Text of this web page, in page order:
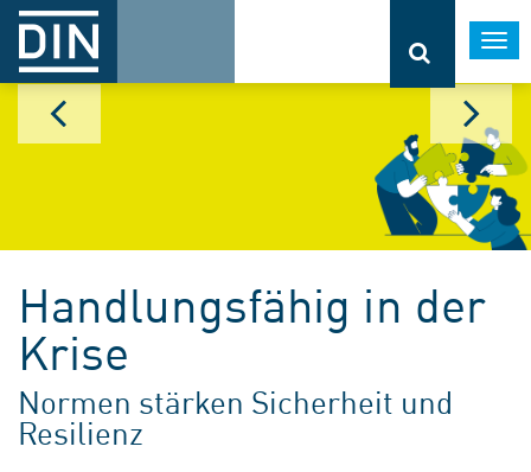
Handlungsfähig in der
Krise
Normen stärken Sicherheit und
Resilienz